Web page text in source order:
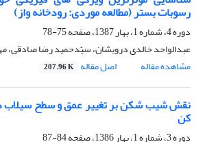
رسوبات بستر (مطالعه موردی: رودخانه واز)
دوره 4، شماره 1، بهار 1387، صفحه
75-78
عبدالواحد خالدی درویشان، سیّدحمید رضا صادقی،
مشاهده مقاله
اصل مقاله 207.96 K
نقش شیب شکن بر تغییر عمق و سطح سیلاب
کن
دوره 3، شماره 1، بهار 1386، صفحه
84-87